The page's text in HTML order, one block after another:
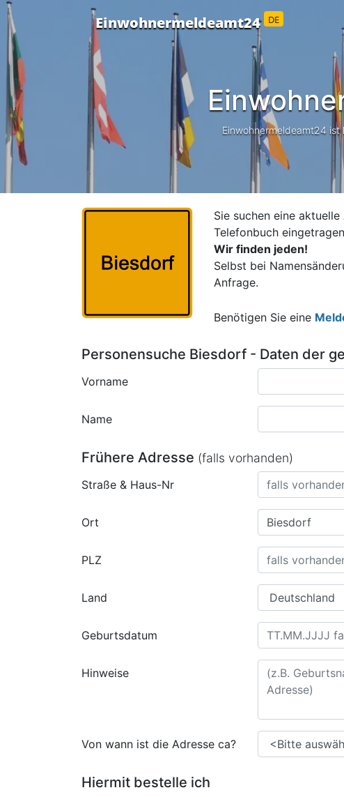
Einwohnermeldeamt24 DE
Einwohnermeldeamt24 ist
Sie suchen eine
Telefonbuch
Wir finden jeden!
Selbst bei
Anfrage.
Benötigen Sie eine
Personensuche Biesdorf - Daten der
Vorname
Name
Frühere Adresse (falls vorhanden)
Straße & Haus-Nr
Ort
PLZ
Land
Geburtsdatum
Hinweise
Von wann ist die Adresse ca?
Hiermit bestelle ich